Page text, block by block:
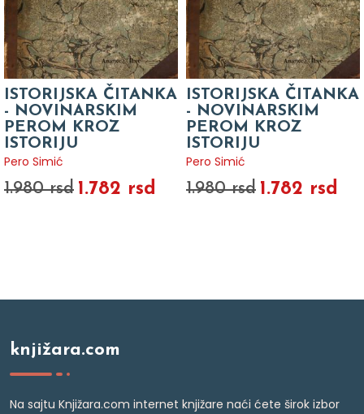
ISTORIJSKA ČITANKA
- NOVINARSKIM
PEROM KROZ
ISTORIJU
Pero Simić
1.980 rsd 1.782 rsd
ISTORIJSKA ČITANKA
- NOVINARSKIM
PEROM KROZ
ISTORIJU
Pero Simić
1.980 rsd 1.782 rsd
knjižara.com
Na sajtu Knjižara.com internet knjižare naći ćete širok izbor